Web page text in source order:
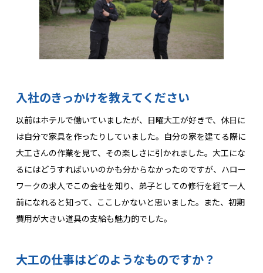
入社のきっかけを教えてください
以前はホテルで働いていましたが、日曜大工が好きで、休日に
は自分で家具を作ったりしていました。自分の家を建てる際に
大工さんの作業を見て、その楽しさに引かれました。大工にな
るにはどうすればいいのかも分からなかったのですが、ハロー
ワークの求人でこの会社を知り、弟子としての修行を経て一人
前になれると知って、ここしかないと思いました。また、初期
費用が大きい道具の支給も魅力的でした。
大工の仕事はどのようなものですか？